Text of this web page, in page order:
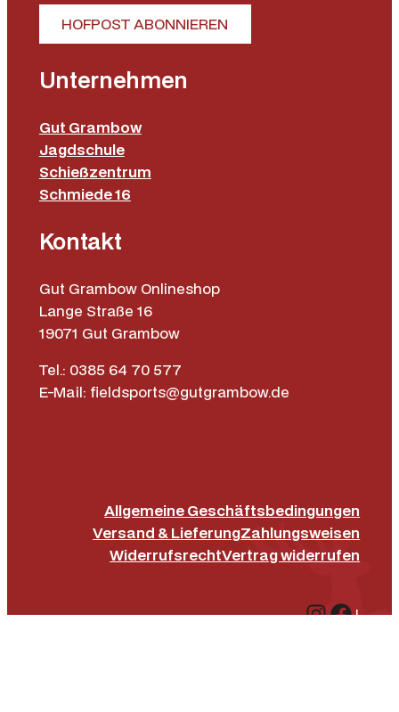
HOFPOST ABONNIEREN
Unternehmen
Gut Grambow
Jagdschule
Schießzentrum
Schmiede 16
Kontakt
Gut Grambow Onlineshop
Lange Straße 16
19071 Gut Grambow
Tel.: 0385 64 70 577
E-Mail: fieldsports@gutgrambow.de
Allgemeine Geschäftsbedingungen
Versand & LieferungZahlungsweisen
WiderrufsrechtVertrag widerrufen
|